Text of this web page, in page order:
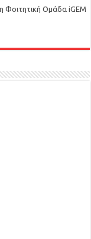
Φοιτητική Ομάδα iGEM